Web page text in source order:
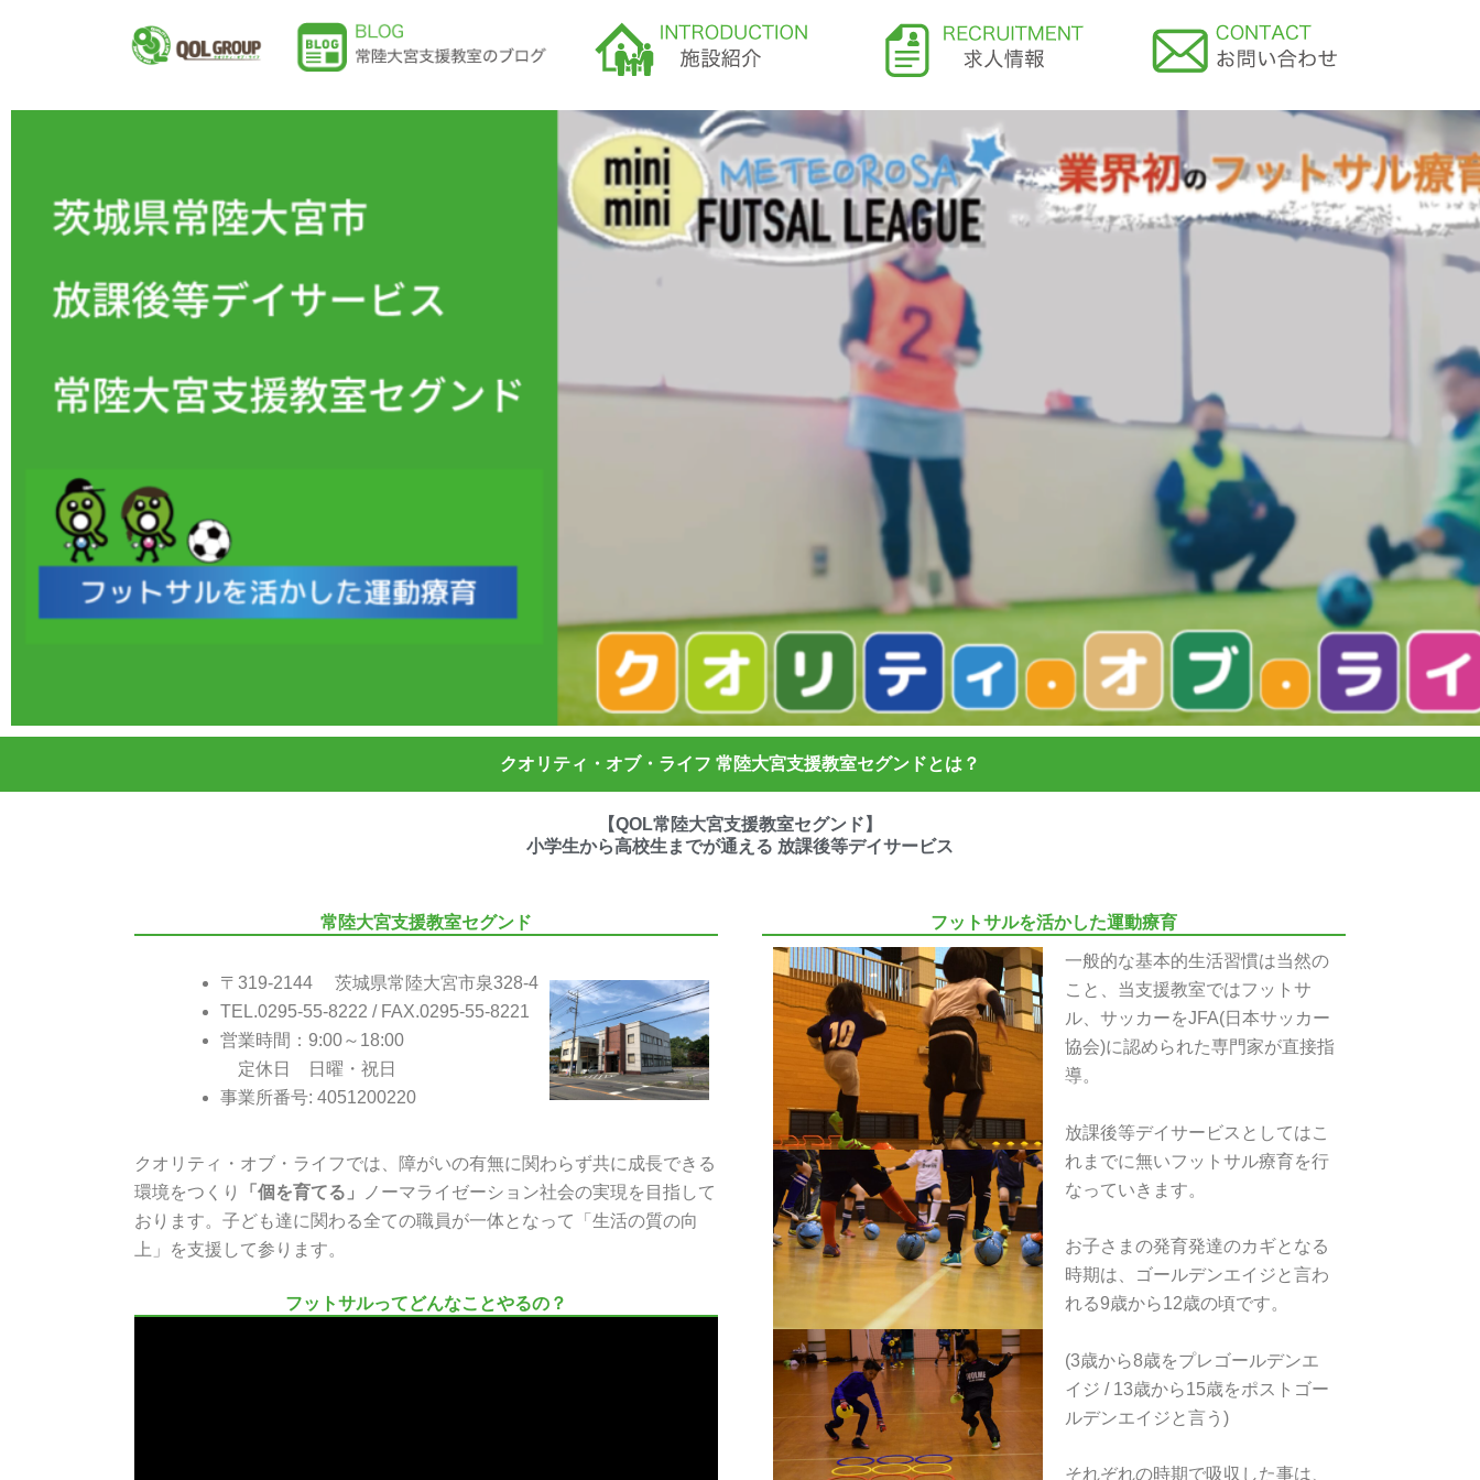
クオリティ・オブ・ライフ 常陸大宮支援教室セグンドとは？
【QOL常陸大宮支援教室セグンド】
小学生から高校生までが通える 放課後等デイサービス
常陸大宮支援教室セグンド
〒319-2144 茨城県常陸大宮市泉328-4
TEL.0295-55-8222 / FAX.0295-55-8221
営業時間：9:00～18:00
定休日 日曜・祝日
事業所番号: 4051200220
クオリティ・オブ・ライフでは、障がいの有無に関わらず共に成長できる
環境をつくり
「個を育てる」
ノーマライゼーション社会の実現を目指して
おります。子ども達に関わる全ての職員が一体となって「生活の質の向
上」を支援して参ります。
フットサルってどんなことやるの？
フットサルを活かした運動療育
一般的な基本的生活習慣は当然の
こと、当支援教室ではフットサ
ル、サッカーをJFA(日本サッカー
協会)に認められた専門家が直接指
導。
放課後等デイサービスとしてはこ
れまでに無いフットサル療育を行
なっていきます。
お子さまの発育発達のカギとなる
時期は、ゴールデンエイジと言わ
れる9歳から12歳の頃です。
(3歳から8歳をプレゴールデンエ
イジ / 13歳から15歳をポストゴー
ルデンエイジと言う)
それぞれの時期で吸収した事は、